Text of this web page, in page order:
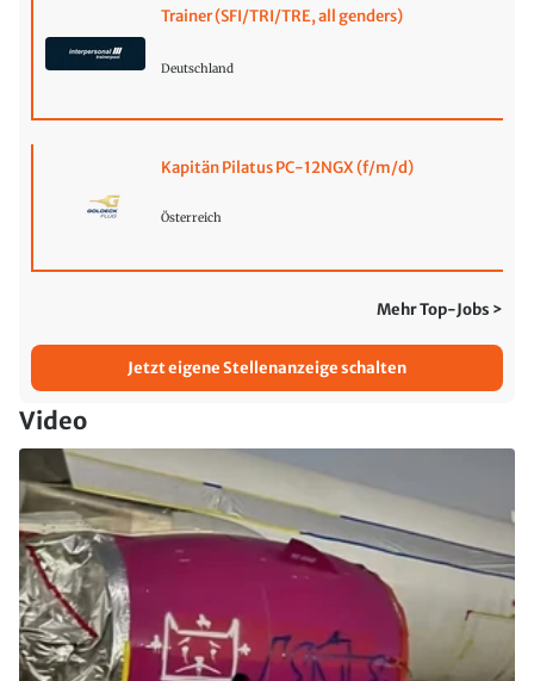
Trainer (SFI/TRI/TRE, all genders)
Deutschland
Kapitän Pilatus PC-12NGX (f/m/d)
Österreich
Mehr Top-Jobs >
Jetzt eigene Stellenanzeige schalten
Video